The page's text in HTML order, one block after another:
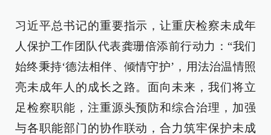
习近平总书记的重要指示，让重庆检察未成年
人保护工作团队代表龚珊倍添前行动力：“我们
始终秉持‘德法相伴、倾情守护’，用法治温情照
亮未成年人的成长之路。面向未来，我们将立
足检察职能，注重源头预防和综合治理，加强
与各职能部门的协作联动，合力筑牢保护未成